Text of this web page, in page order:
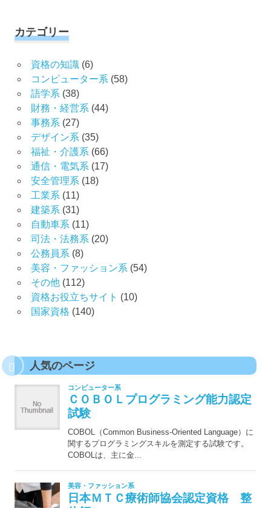
カテゴリー
資格の知識(6)
コンピューター系 (58)
語学系 (38)
財務・経営系 (44)
事務系 (27)
デザイン系 (35)
福祉・介護系 (66)
通信・電気系 (17)
安全管理系 (18)
工業系 (11)
建築系 (31)
自動車系 (11)
司法・法務系 (20)
公務員系 (8)
美容・ファッション系 (54)
その他(112)
資格お役立ちサイト (10)
国家資格 (140)
人気のページ